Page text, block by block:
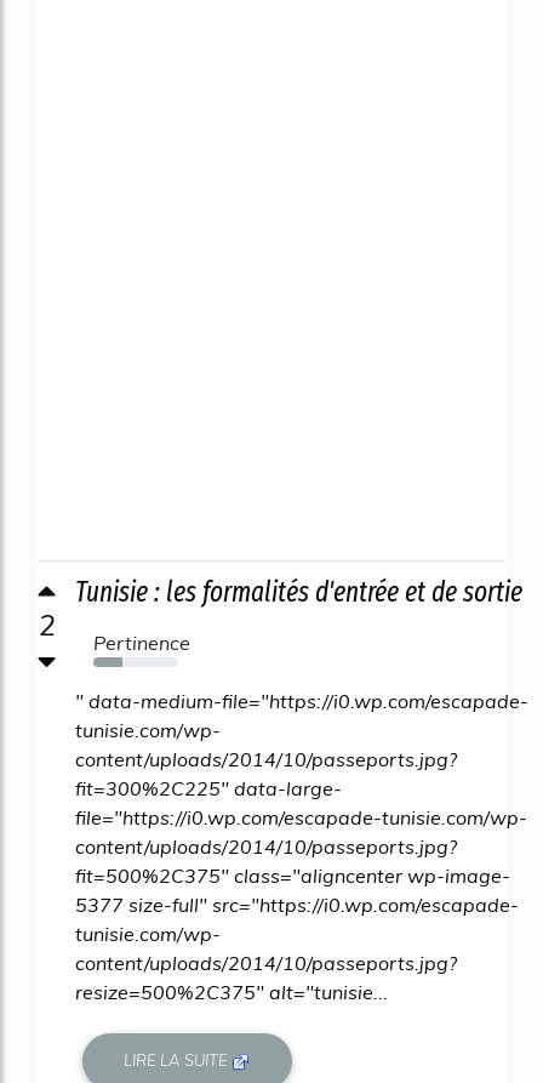
2
Tunisie : les formalités d'entrée et de sortie
Pertinence
34%
" data-medium-file="https://i0.wp.com/escapade-
tunisie.com/wp-
content/uploads/2014/10/passeports.jpg?
fit=300%2C225" data-large-
file="https://i0.wp.com/escapade-tunisie.com/wp-
content/uploads/2014/10/passeports.jpg?
fit=500%2C375" class="aligncenter wp-image-
5377 size-full" src="https://i0.wp.com/escapade-
tunisie.com/wp-
content/uploads/2014/10/passeports.jpg?
resize=500%2C375" alt="tunisie...
LIRE LA SUITE